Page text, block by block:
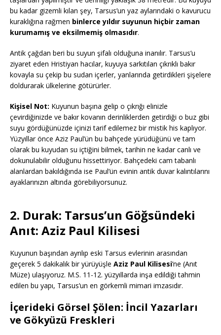
bu kadar gizemli kılan şey, Tarsus’un yaz aylarındaki o kavurucu
kuraklığına rağmen binlerce yıldır suyunun hiçbir zaman
kurumamış ve eksilmemiş olmasıdır.
Antik çağdan beri bu suyun şifalı olduğuna inanılır. Tarsus’u
ziyaret eden Hristiyan hacılar, kuyuya sarkıtılan çıkrıklı bakır
kovayla su çekip bu sudan içerler, yanlarında getirdikleri şişelere
doldurarak ülkelerine götürürler.
Kişisel Not: Kuyunun başına gelip o çıkrığı elinizle
çevirdiğinizde ve bakır kovanın derinliklerden getirdiği o buz gibi
suyu gördüğünüzde içinizi tarif edilemez bir mistik his kaplıyor.
Yüzyıllar önce Aziz Paul’ün bu bahçede yürüdüğünü ve tam
olarak bu kuyudan su içtiğini bilmek, tarihin ne kadar canlı ve
dokunulabilir olduğunu hissettiriyor. Bahçedeki cam tabanlı
alanlardan bakıldığında ise Paul’ün evinin antik duvar kalıntılarını
ayaklarınızın altında görebiliyorsunuz.
2. Durak: Tarsus’un Göğsündeki
Anıt: Aziz Paul Kilisesi
Kuyunun başından ayrılıp eski Tarsus evlerinin arasından
geçerek 5 dakikalık bir yürüyüşle Aziz Paul Kilisesi’ne (Anıt
Müze) ulaşıyoruz. M.S. 11-12. yüzyıllarda inşa edildiği tahmin
edilen bu yapı, Tarsus’un en görkemli mimari imzasıdır.
İçerideki Görsel Şölen: İncil Yazarları
ve Gökyüzü Freskleri